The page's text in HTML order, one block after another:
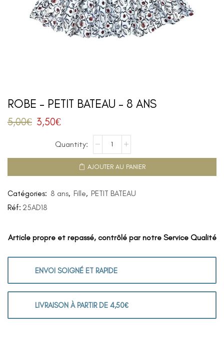
ROBE – PETIT BATEAU – 8 ANS
5,00€ 3,50€
AJOUTER AU PANIER
Catégories: 8 ans, Fille, PETIT BATEAU
Réf: 25AD18
Article propre et repassé, contrôlé par notre Service Qualité
ENVOI SOIGNÉ ET RAPIDE
LIVRAISON À PARTIR DE 4,50€